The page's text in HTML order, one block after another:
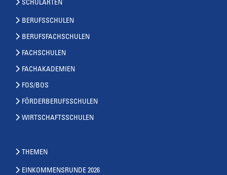
SCHULARTEN
BERUFSSCHULEN
BERUFSFACHSCHULEN
FACHSCHULEN
FACHAKADEMIEN
FOS/BOS
FÖRDERBERUFSSCHULEN
WIRTSCHAFTSSCHULEN
THEMEN
EINKOMMENSRUNDE 2026